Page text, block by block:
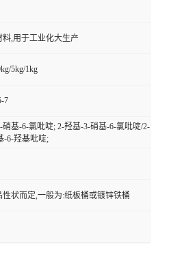
料,用于工业化大生产
5kg/1kg
7
硝基-6-氯吡啶; 2-羟基-3-硝基-6-氯吡啶/2-
-6-羟基吡啶;
性状而定,一般为:纸板桶或镀锌铁桶